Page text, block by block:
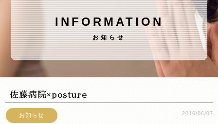
INFORMATION
お知らせ
佐藤病院×posture
お知らせ 2016/06/07